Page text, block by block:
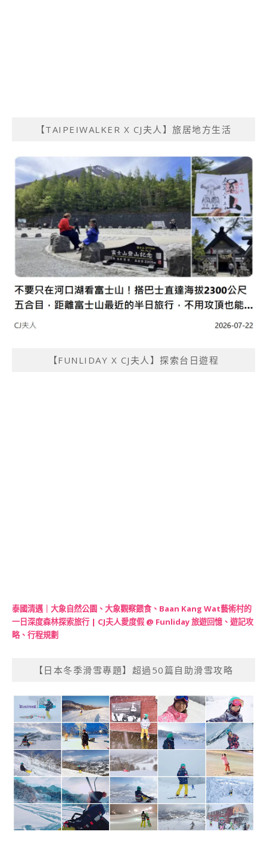
【TAIPEIWALKER X CJ夫人】旅居地方生活
【FUNLIDAY X CJ夫人】探索台日遊程
泰國清邁｜大象自然公園、大象觀察餵食、Baan Kang Wat藝術村的
一日深度森林探索旅行 | CJ夫人愛度假 @ Funliday 旅遊回憶、遊記攻
略、行程規劃
【日本冬季滑雪專題】超過50篇自助滑雪攻略